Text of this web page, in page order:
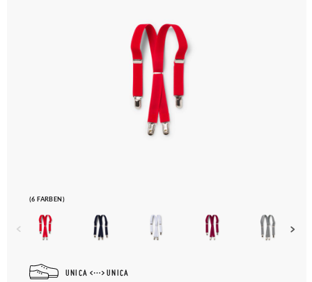
(6 FARBEN)
UNICA UNICA